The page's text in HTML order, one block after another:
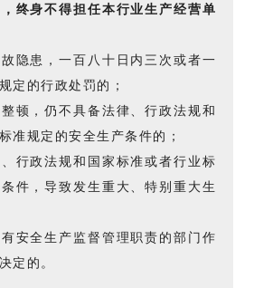
终身不得担任本行业生产经营单
故隐患，一百八十日内三次或者一
定的行政处罚的；
整顿，仍不具备法律、行政法规和
准规定的安全生产条件的；
、行政法规和国家标准或者行业标
件，导致发生重大、特别重大生
有安全生产监督管理职责的部门作
定的。